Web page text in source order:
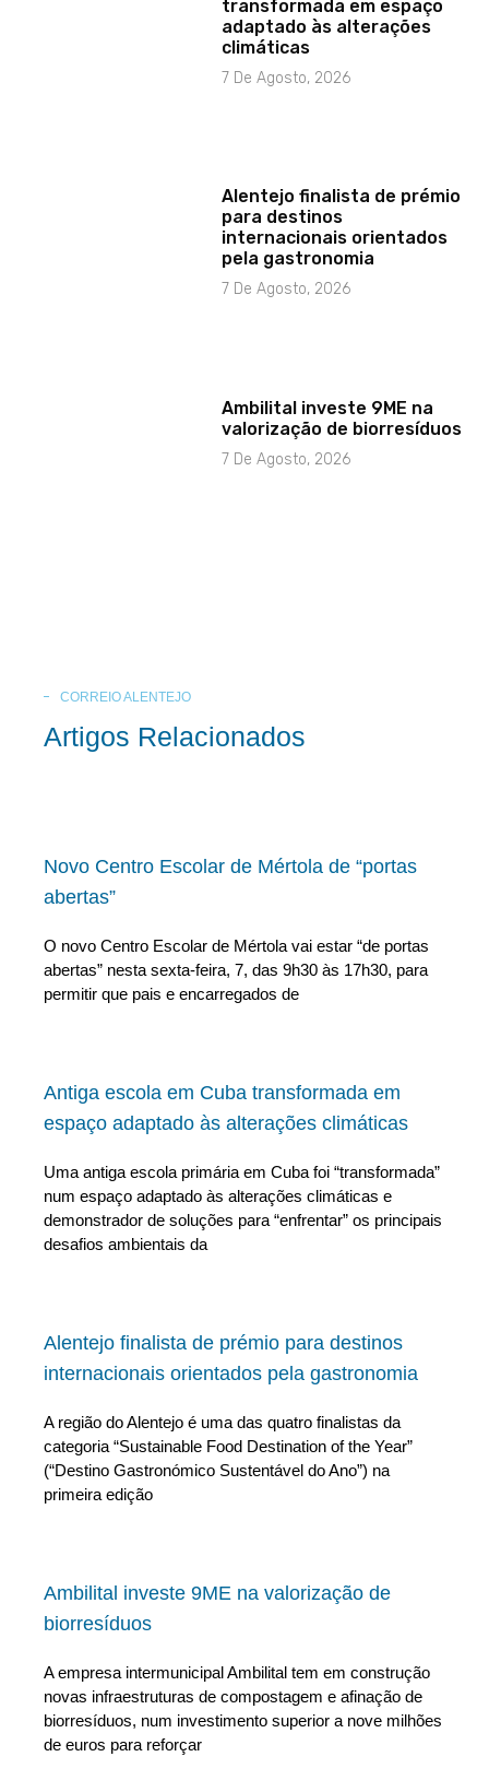
transformada em espaço
adaptado às alterações
climáticas
7 De Agosto, 2026
Alentejo finalista de prémio
para destinos
internacionais orientados
pela gastronomia
7 De Agosto, 2026
Ambilital investe 9ME na
valorização de biorresíduos
7 De Agosto, 2026
CORREIO ALENTEJO
Artigos Relacionados
Novo Centro Escolar de Mértola de “portas
abertas”
O novo Centro Escolar de Mértola vai estar “de portas
abertas” nesta sexta-feira, 7, das 9h30 às 17h30, para
permitir que pais e encarregados de
Antiga escola em Cuba transformada em
espaço adaptado às alterações climáticas
Uma antiga escola primária em Cuba foi “transformada”
num espaço adaptado às alterações climáticas e
demonstrador de soluções para “enfrentar” os principais
desafios ambientais da
Alentejo finalista de prémio para destinos
internacionais orientados pela gastronomia
A região do Alentejo é uma das quatro finalistas da
categoria “Sustainable Food Destination of the Year”
(“Destino Gastronómico Sustentável do Ano”) na
primeira edição
Ambilital investe 9ME na valorização de
biorresíduos
A empresa intermunicipal Ambilital tem em construção
novas infraestruturas de compostagem e afinação de
biorresíduos, num investimento superior a nove milhões
de euros para reforçar